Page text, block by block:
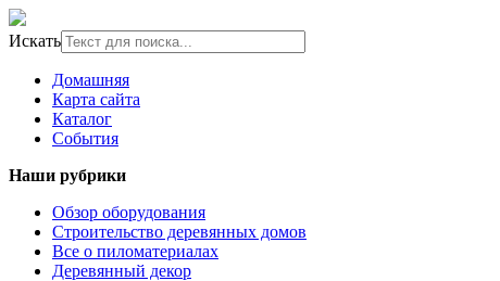
Искать
Домашняя
Карта сайта
Каталог
События
Наши рубрики
Обзор оборудования
Строительство деревянных домов
Все о пиломатериалах
Деревянный декор